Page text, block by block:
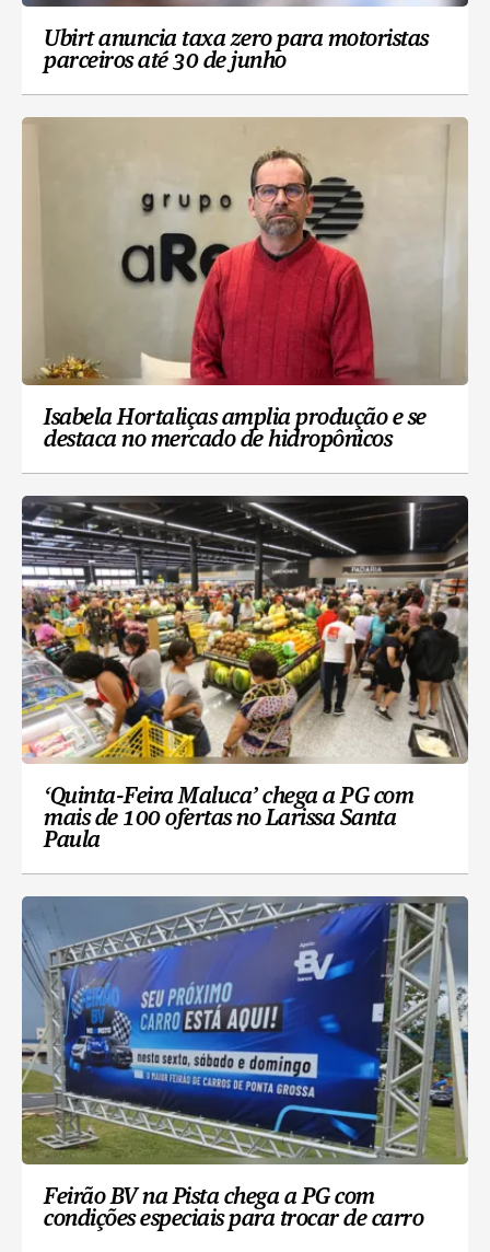
Ubirt anuncia taxa zero para motoristas
parceiros até 30 de junho
Isabela Hortaliças amplia produção e se
destaca no mercado de hidropônicos
‘Quinta-Feira Maluca’ chega a PG com
mais de 100 ofertas no Larissa Santa
Paula
Feirão BV na Pista chega a PG com
condições especiais para trocar de carro